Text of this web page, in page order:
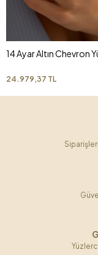
14 Ayar Altın Chevron
24.979,37 TL